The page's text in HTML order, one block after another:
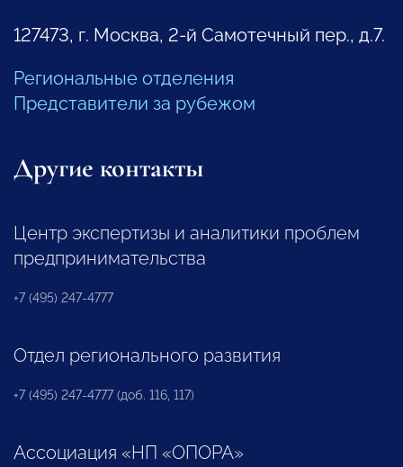
127473, г. Москва, 2-й Самотечный пер., д.7.
Региональные отделения
Представители за рубежом
Другие контакты
Центр экспертизы и аналитики проблем
предпринимательства
+7 (495) 247-4777
Отдел регионального развития
+7 (495) 247-4777 (доб. 116, 117)
Ассоциация «НП «ОПОРА»